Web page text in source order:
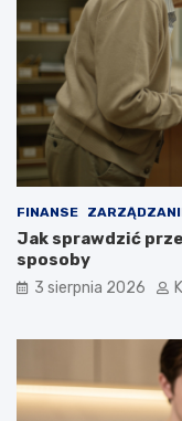
FINANSE
Jak sprawdzić
sposoby
3 sierpnia 2026